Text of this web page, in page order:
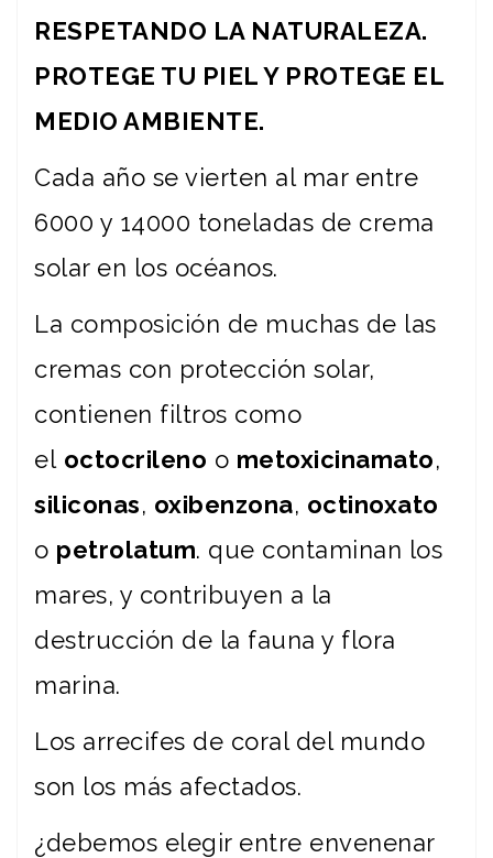
RESPETANDO LA NATURALEZA.
PROTEGE TU PIEL Y PROTEGE EL
MEDIO AMBIENTE.
Cada año se vierten al mar entre
6000 y 14000 toneladas de crema
solar en los océanos.
La composición de muchas de las
cremas con protección solar,
contienen filtros como
el octocrileno o metoxicinamato,
siliconas, oxibenzona, octinoxato
o petrolatum. que contaminan los
mares, y contribuyen a la
destrucción de la fauna y flora
marina.
Los arrecifes de coral del mundo
son los más afectados.
¿debemos elegir entre envenenar